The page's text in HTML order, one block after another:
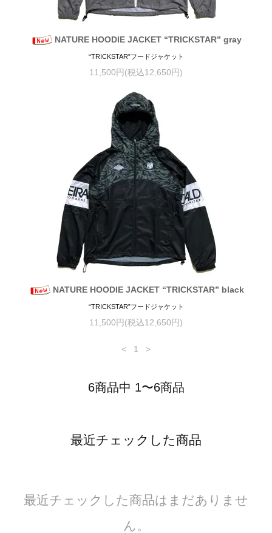
NATURE HOODIE JACKET “TRICKSTAR” gray
“TRICKSTAR”フードジャケット
11,500円(税込12,650円)
NATURE HOODIE JACKET “TRICKSTAR” black
“TRICKSTAR”フードジャケット
11,500円(税込12,650円)
< 1 >
6商品中 1〜6商品
最近チェックした商品
最近チェックした商品はまだありませ
ん。